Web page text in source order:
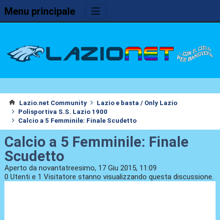
Menu principale
Lazio.net Community
Lazio e basta / Only Lazio
Polisportiva S.S. Lazio 1900
Calcio a 5 Femminile: Finale Scudetto
Calcio a 5 Femminile: Finale
Scudetto
Aperto da novantatreesimo, 17 Giu 2015, 11:09
0 Utenti e 1 Visitatore stanno visualizzando questa discussione.